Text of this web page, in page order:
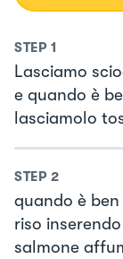
STEP 1
Lasciamo
e quando è
lasciamolo
STEP 2
quando è
riso
salmone